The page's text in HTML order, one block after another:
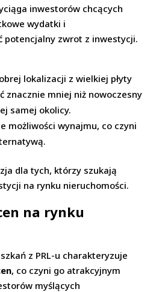
inwestorów chcących
wydatki i
potencjalny zwrot z inwestycji.
lokalizacji z wielkiej płyty
znacznie mniej niż nowoczesny
samej okolicy.
możliwości wynajmu, co czyni
dla tych, którzy szukają
na rynku nieruchomości.
na rynku
z PRL-u charakteryzuje
, co czyni go atrakcyjnym
myślących